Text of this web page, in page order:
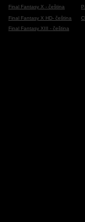
Final Fantasy X - čeština
Final Fantasy X HD- čeština
Final Fantasy XIII - čeština